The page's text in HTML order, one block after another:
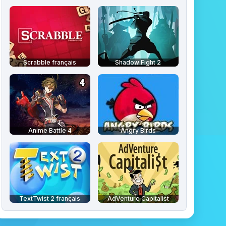
Scrabble français Shadow Fight 2
Anime Battle 4 Angry Birds
TextTwist 2 français AdVenture Capitalist